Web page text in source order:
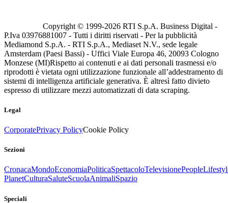
Copyright © 1999-2026 RTI S.p.A. Business Digital -
P.Iva 03976881007 - Tutti i diritti riservati - Per la pubblicità
Mediamond S.p.A. - RTI S.p.A., Mediaset N.V., sede legale
Amsterdam (Paesi Bassi) - Uffici Viale Europa 46, 20093 Cologno
Monzese (MI)Rispetto ai contenuti e ai dati personali trasmessi e/o
riprodotti è vietata ogni utilizzazione funzionale all’addestramento di
sistemi di intelligenza artificiale generativa. È altresì fatto divieto
espresso di utilizzare mezzi automatizzati di data scraping.
Legal
CorporatePrivacy PolicyCookie Policy
Sezioni
CronacaMondoEconomiaPoliticaSpettacoloTelevisionePeople
PlanetCulturaSaluteScuolaAnimaliSpazio
Speciali